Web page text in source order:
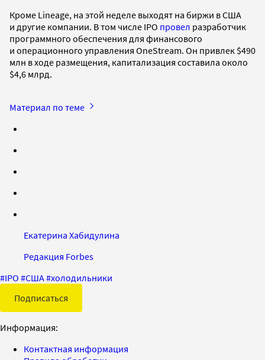
Кроме Lineage, на этой неделе выходят на биржи в США
и другие компании. В том числе IPO провел разработчик
программного обеспечения для финансового
и операционного управления OneStream. Он привлек $490
млн в ходе размещения, капитализация составила около
$4,6 млрд.
Материал по теме
Екатерина Хабидулина
Редакция Forbes
#IPO #США#холодильники
Подписаться
Информация:
Контактная информация